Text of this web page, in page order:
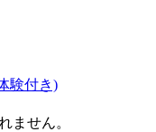
験付き)
ません。